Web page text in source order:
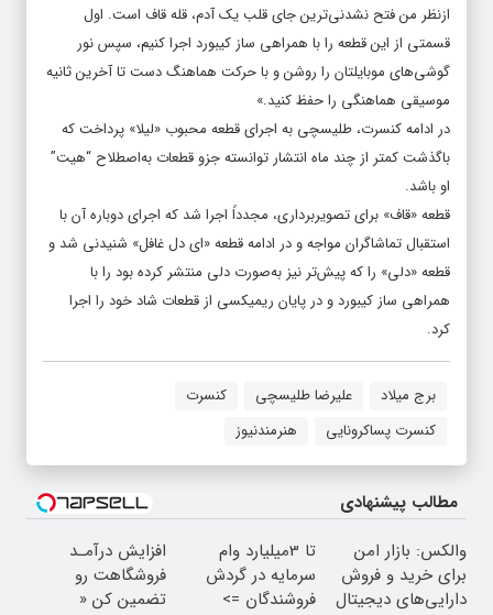
ازنظر من فتح نشدنی‌ترین جای قلب یک آدم، قله قاف است. اول
قسمتی از این قطعه را با همراهی ساز کیبورد اجرا کنیم، سپس نور
گوشی‌های موبایلتان را روشن و با حرکت هماهنگ دست تا آخرین ثانیه
موسیقی هماهنگی را حفظ کنید.»
در ادامه کنسرت، طلیسچی به اجرای قطعه محبوب «لیلا» پرداخت که
باگذشت کمتر از چند ماه انتشار توانسته جزو قطعات به‌اصطلاح “هیت”
او باشد.
قطعه «قاف» برای تصویربرداری، مجدداً اجرا شد که اجرای دوباره آن با
استقبال تماشاگران مواجه و در ادامه قطعه «ای دل غافل» شنیدنی شد و
قطعه «دلی» را که پیش‌تر نیز به‌صورت دلی منتشر کرده بود را با
همراهی ساز کیبورد و در پایان ریمیکسی از قطعات شاد خود را اجرا
کرد.
برج میلاد علیرضا طلیسچی
کنسرت
کنسرت پساکرونایی
هنرمندنیوز
مطالب پیشنهادی
والکس: بازار امن
برای خرید و فروش
دارایی‌های دیجیتال
تا 3میلیارد وام
سرمایه در گردش
فروشندگان =>
افزایش درآمـد
فروشگاهت رو
تضمین کن «